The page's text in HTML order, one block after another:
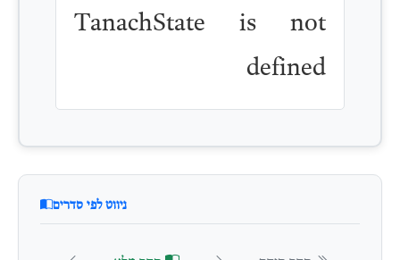
TanachState is not
defined
ניווט לפי סדרים